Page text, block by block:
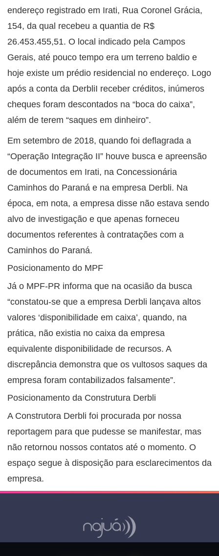
endereço registrado em Irati, Rua Coronel Grácia,
154, da qual recebeu a quantia de R$
26.453.455,51. O local indicado pela Campos
Gerais, até pouco tempo era um terreno baldio e
hoje existe um prédio residencial no endereço. Logo
após a conta da DerbliI receber créditos, inúmeros
cheques foram descontados na “boca do caixa”,
além de terem “saques em dinheiro”.
Em setembro de 2018, quando foi deflagrada a
“Operação Integração II” houve busca e apreensão
de documentos em Irati, na Concessionária
Caminhos do Paraná e na empresa Derbli. Na
época, em nota, a empresa disse não estava sendo
alvo de investigação e que apenas forneceu
documentos referentes à contratações com a
Caminhos do Paraná.
Posicionamento do MPF
Já o MPF-PR informa que na ocasião da busca
“constatou-se que a empresa Derbli lançava altos
valores ‘disponibilidade em caixa’, quando, na
prática, não existia no caixa da empresa
equivalente disponibilidade de recursos. A
discrepância demonstra que os vultosos saques da
empresa foram contabilizados falsamente”.
Posicionamento da Construtura Derbli
A Construtora Derbli foi procurada por nossa
reportagem para que pudesse se manifestar, mas
não retornou nossos contatos até o momento. O
espaço segue à disposição para esclarecimentos da
empresa.